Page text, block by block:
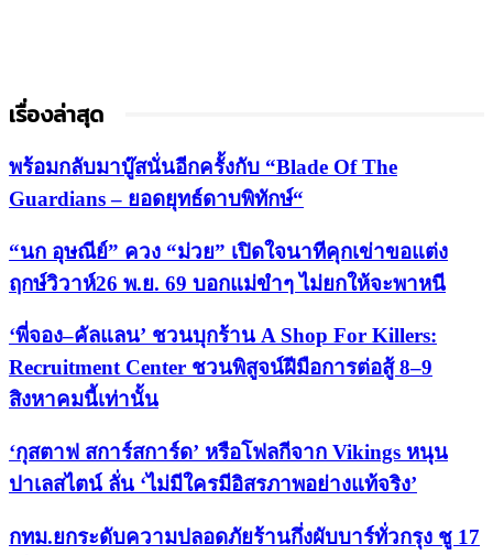
เรื่องล่าสุด
พร้อมกลับมาบู๊สนั่นอีกครั้งกับ “Blade Of The
Guardians – ยอดยุทธ์ดาบพิทักษ์“
“นก อุษณีย์” ควง “ม่วย” เปิดใจนาทีคุกเข่าขอแต่ง
ฤกษ์วิวาห์26 พ.ย. 69 บอกแม่ขำๆ ไม่ยกให้จะพาหนี
‘พี่จอง–คัลแลน’ ชวนบุกร้าน A Shop For Killers:
Recruitment Center ชวนพิสูจน์ฝีมือการต่อสู้ 8–9
สิงหาคมนี้เท่านั้น
‘กุสตาฟ สการ์สการ์ด’ หรือโฟลกีจาก Vikings หนุน
ปาเลสไตน์ ลั่น ‘ไม่มีใครมีอิสรภาพอย่างแท้จริง’
กทม.ยกระดับความปลอดภัยร้านกึ่งผับบาร์ทั่วกรุง ชู 17